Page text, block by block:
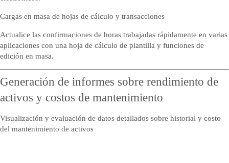
Cargas en masa de hojas de cálculo y transacciones
Actualice las confirmaciones de horas trabajadas rápidamente en varias
aplicaciones con una hoja de cálculo de plantilla y funciones de
edición en masa.
Generación de informes sobre rendimiento de
activos y costos de mantenimiento
Visualización y evaluación de datos detallados sobre historial y costo
del mantenimiento de activos